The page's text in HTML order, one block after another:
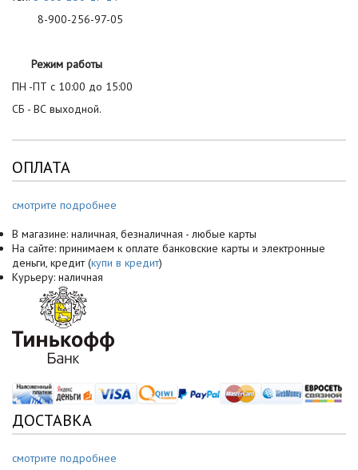
8-900-256-97-05
Режим работы
ПН -ПТ с 10:00 до 15:00
СБ - ВС выходной.
ОПЛАТА
смотрите подробнее
В магазине: наличная, безналичная - любые карты
На сайте: принимаем к оплате банковские карты и электронные
деньги, кредит (купи в кредит)
Курьеру: наличная
ДОСТАВКА
смотрите подробнее